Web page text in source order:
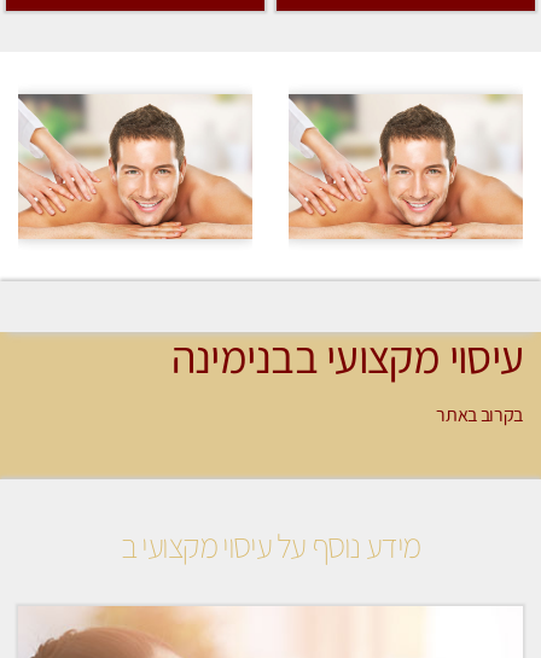
עיסוי מקצועי בבנימינה
בקרוב באתר
מידע נוסף על עיסוי מקצועי ב